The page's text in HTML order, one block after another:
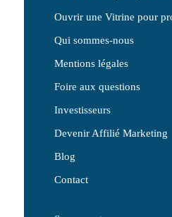
Ouvrir une Vitrine pour
Qui sommes-nous
Mentions légales
Foire aux questions
Investisseurs
Devenir Affilié Marketing
Blog
Contact